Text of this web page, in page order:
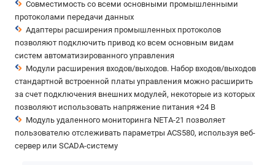
Совместимость со всеми основными промышленными
протоколами передачи данных
Адаптеры расширения промышленных протоколов
позволяют подключить привод ко всем основным видам
систем автоматизированного управления
Модули расширения входов/выходов. Набор входов/выходов
стандартной встроенной платы управления можно расширить
за счет подключения внешних модулей, некоторые из которых
позволяют использовать напряжение питания +24 В
Модуль удаленного мониторинга NETA-21 позволяет
пользователю отслеживать параметры ACS580, используя веб-
сервер или SCADA-систему